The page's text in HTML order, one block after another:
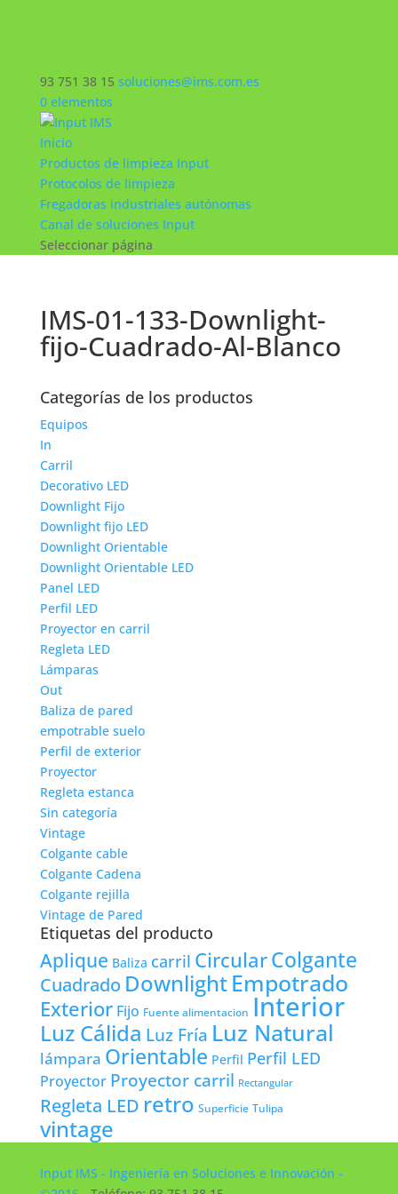
93 751 38 15 soluciones@ims.com.es
0 elementos
Inicio
Productos de limpieza Input
Protocolos de limpieza
Fregadoras industriales autónomas
Canal de soluciones Input
Seleccionar página
IMS-01-133-Downlight-
fijo-Cuadrado-Al-Blanco
Categorías de los productos
Equipos
In
Carril
Decorativo LED
Downlight Fijo
Downlight fijo LED
Downlight Orientable
Downlight Orientable LED
Panel LED
Perfil LED
Proyector en carril
Regleta LED
Lámparas
Out
Baliza de pared
empotrable suelo
Perfil de exterior
Proyector
Regleta estanca
Sin categoría
Vintage
Colgante cable
Colgante Cadena
Colgante rejilla
Vintage de Pared
Etiquetas del producto
Aplique Baliza carril CircularColgante
Cuadrado DownlightEmpotrado
Exterior Fijo Fuente alimentacion Interior
Luz Cálida Luz Fría Luz Natural
lámpara Orientable Perfil Perfil LED
Proyector Proyector carril Rectangular
Regleta LED retro Superficie Tulipa
vintage
Input IMS - Ingeniería en Soluciones e Innovación -